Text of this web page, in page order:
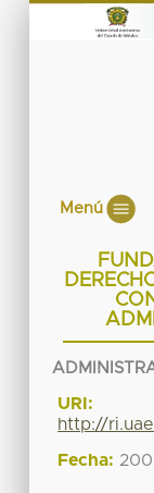
Menú
URI:
http://
Fecha: